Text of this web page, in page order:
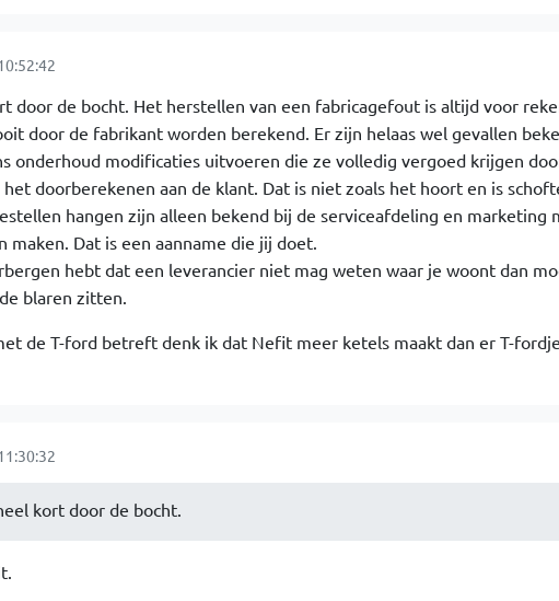
door de bocht. Het herstellen van een fabricagefout is altijd voor
door de fabrikant worden berekend. Er zijn helaas wel gevallen
onderhoud modificaties uitvoeren die ze volledig vergoed krijgen
doorberekenen aan de klant. Dat is niet zoals het hoort en is
hangen zijn alleen bekend bij de serviceafdeling en marketing
maken. Dat is een aanname die jij doet.
hebt dat een leverancier niet mag weten waar je woont dan
blaren zitten.
de T-ford betreft denk ik dat Nefit meer ketels maakt dan er T-
kort door de bocht.